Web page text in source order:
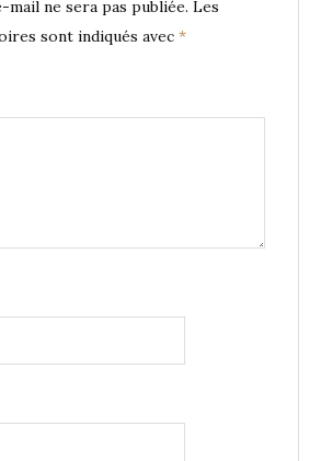
mail ne sera pas publiée. Les
sont indiqués avec *